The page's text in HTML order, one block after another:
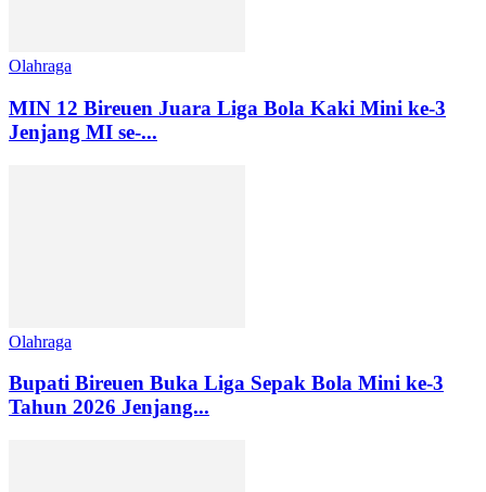
Olahraga
MIN 12 Bireuen Juara Liga Bola Kaki Mini ke-3
Jenjang MI se-...
Olahraga
Bupati Bireuen Buka Liga Sepak Bola Mini ke-3
Tahun 2026 Jenjang...